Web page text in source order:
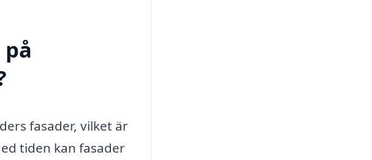
fasader, vilket är
tiden kan fasader